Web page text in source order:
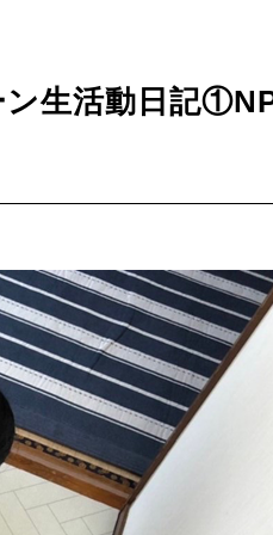
生活動日記